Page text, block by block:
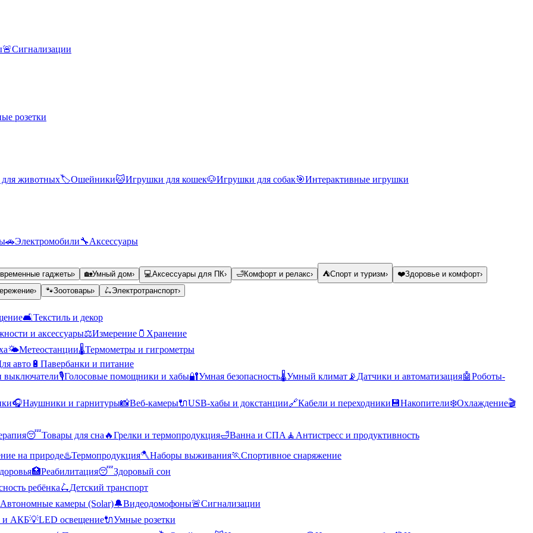
🚨Сигнализации
розетки
животных🏷️Ошейники🐱Игрушки для кошек🐶Игрушки для собак🎯Интерактивные игрушки
🚗Электромобили🔧Аксессуары
гаджеты› 🏡Умный дом› 💻Аксессуары для ПК› 🛁Комфорт и релакс› ⛺Спорт и туризм› ❤️Здоровье и комфорт›
› 🐾Зоотовары› 🛴Электротранспорт›
🛋️Текстиль и декор
и аксессуары⚖️Измерение 🫙 Хранение
🌤️Метеостанции🌡️Термометры и гигрометры
авто 🔋 Павербанки и питание
выключатели🎙️Голосовые помощники и хабы🔐Умная безопасность🌡️Умный климат 📡 Датчики и автоматизация🤖Роботы-
🎧Наушники и гарнитуры📸Веб-камеры🔌USB-хабы и докстанции🔗Кабели и переходники 💾Накопители❄️Охлаждение🎬
😴Товары для сна 🔥Грелки и термопродукция🛁Ванна и СПА 🧘 Антистресс и продуктивность
на природе♨️Термопродукция🪓Наборы выживания🏃Спортивное снаряжение
🏥Реабилитация😴Здоровый сон
ребёнка🛴Детский транспорт
Автономные камеры (Solar)🔔Видеодомофоны🚨Сигнализации
и АКБ💡LED освещение🔌Умные розетки